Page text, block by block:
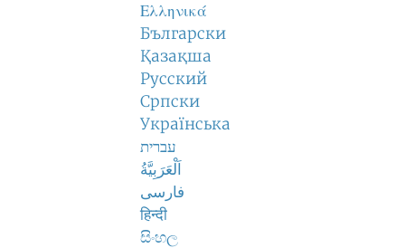
Ελληνικά
Български
Қазақша
Русский
Српски
Українська
עברית
اَلْعَرَبِيَّةُ
فارسی
हिन्दी
සිංහල